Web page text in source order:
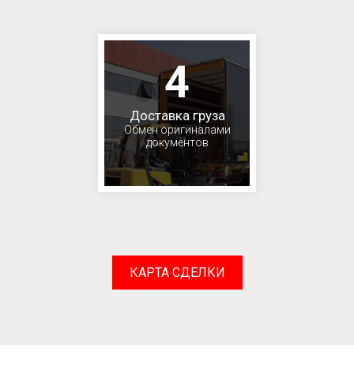
4
Доставка груза
Обмен оригиналами
документов
КАРТА СДЕЛКИ